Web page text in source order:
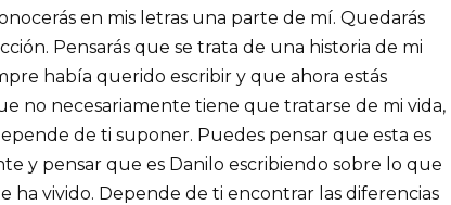
en mis letras una parte de mí. Quedarás
Pensarás que se trata de una historia de mi
había querido escribir y que ahora estás
no necesariamente tiene que tratarse de mi vida,
de ti suponer. Puedes pensar que esta es
y pensar que es Danilo escribiendo sobre lo que
ha vivido. Depende de ti encontrar las diferencias